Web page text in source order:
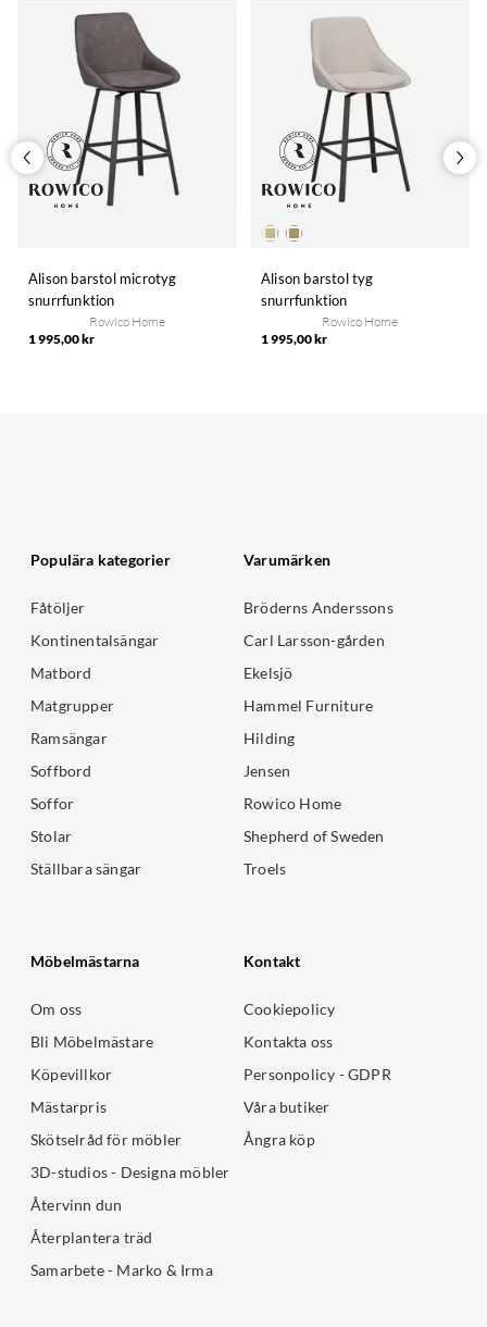
Alison barstol microtyg
snurrfunktion
Rowico Home
1 995,00 kr
Alison barstol tyg
snurrfunktion
Rowico Home
1 995,00 kr
Populära kategorier
Fåtöljer
Kontinentalsängar
Matbord
Matgrupper
Ramsängar
Soffbord
Soffor
Stolar
Ställbara sängar
Varumärken
Bröderns Anderssons
Carl Larsson-gården
Ekelsjö
Hammel Furniture
Hilding
Jensen
Rowico Home
Shepherd of Sweden
Troels
Möbelmästarna
Om oss
Bli Möbelmästare
Köpevillkor
Mästarpris
Skötselråd för möbler
3D-studios - Designa möbler
Återvinn dun
Återplantera träd
Samarbete - Marko & Irma
Kontakt
Cookiepolicy
Kontakta oss
Personpolicy - GDPR
Våra butiker
Ångra köp